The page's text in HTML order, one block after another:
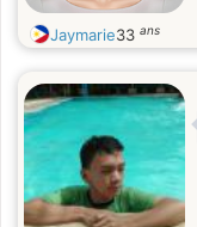
Jaymarie33 ans